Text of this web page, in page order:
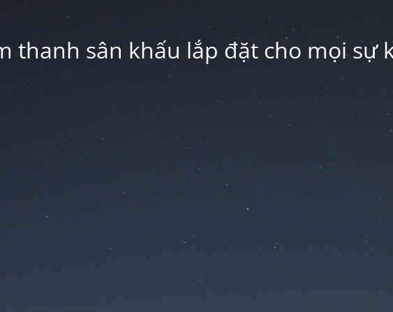
thanh sân khấu lắp đặt cho mọi sự